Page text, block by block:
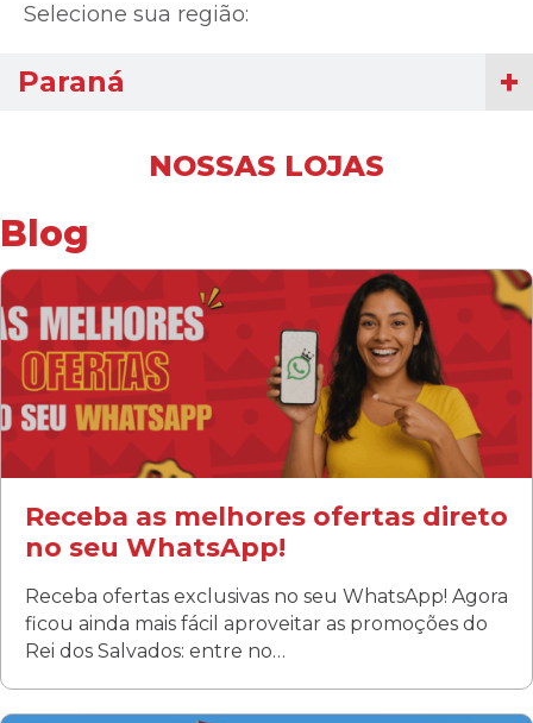
Selecione sua região:
Paraná
Fanny
NOSSAS LOJAS
Blog
Receba as melhores ofertas direto
no seu WhatsApp!
Receba ofertas exclusivas no seu WhatsApp! Agora
ficou ainda mais fácil aproveitar as promoções do
Rei dos Salvados: entre no…